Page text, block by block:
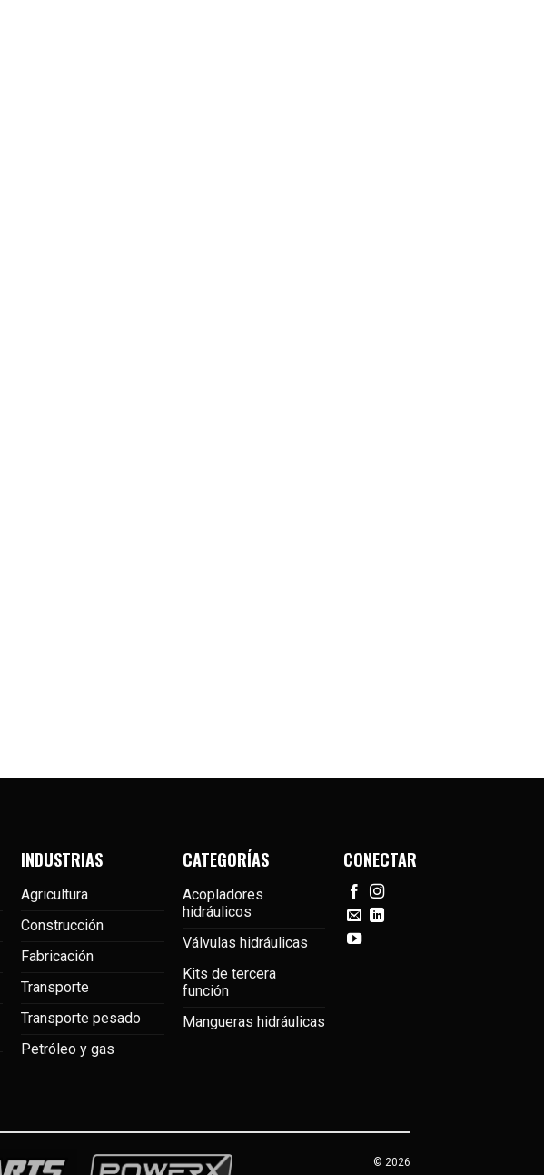
INDUSTRIAS
Agricultura
Construcción
Fabricación
Transporte
Transporte pesado
Petróleo y gas
CATEGORÍAS
Acopladores
hidráulicos
Válvulas hidráulicas
Kits de tercera
función
Mangueras hidráulicas
CONECTAR
© 2026